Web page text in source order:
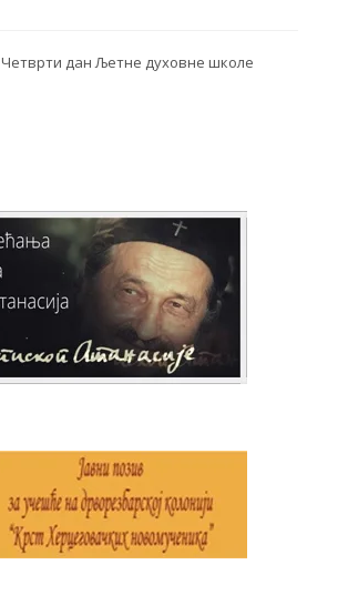
Четврти дан Љетне духовне школе